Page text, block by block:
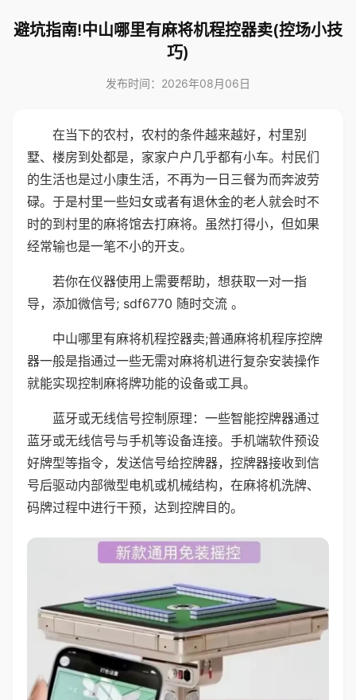
避坑指南!中山哪里有麻将机程控器卖(控场小技
巧)
发布时间：2026年08月06日
在当下的农村，农村的条件越来越好，村里别
墅、楼房到处都是，家家户户几乎都有小车。村民们
的生活也是过小康生活，不再为一日三餐为而奔波劳
碌。于是村里一些妇女或者有退休金的老人就会时不
时的到村里的麻将馆去打麻将。虽然打得小，但如果
经常输也是一笔不小的开支。
若你在仪器使用上需要帮助，想获取一对一指
导，添加微信号; sdf6770 随时交流 。
中山哪里有麻将机程控器卖;普通麻将机程序控牌
器一般是指通过一些无需对麻将机进行复杂安装操作
就能实现控制麻将牌功能的设备或工具。
蓝牙或无线信号控制原理：一些智能控牌器通过
蓝牙或无线信号与手机等设备连接。手机端软件预设
好牌型等指令，发送信号给控牌器，控牌器接收到信
号后驱动内部微型电机或机械结构，在麻将机洗牌、
码牌过程中进行干预，达到控牌目的。